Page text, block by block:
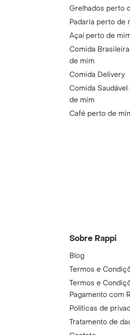
Grelhados perto
Padaria perto de
Açaí perto de
Comida
de mim
Comida Delivery
Comida
de mim
Café perto de
Sobre Rappi
Blog
Termos e
Termos e
Pagamento com
Políticas de
Tratamento de